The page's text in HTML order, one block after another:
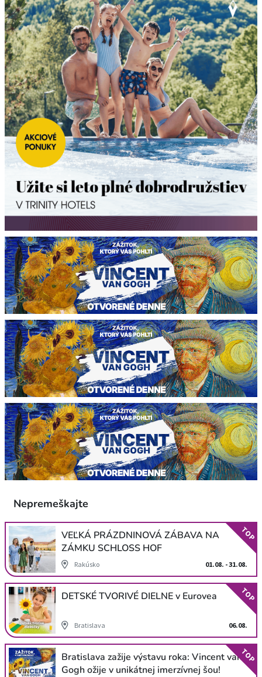
Nepremeškajte
VEĽKÁ PRÁZDNINOVÁ ZÁBAVA NA
ZÁMKU SCHLOSS HOF
Rakúsko 01.08. - 31.08.
TOP
DETSKÉ TVORIVÉ DIELNE v Eurovea
Bratislava 06.08.
TOP
Bratislava zažije výstavu roka: Vincent van
Gogh ožije v unikátnej imerzívnej šou!
TOP